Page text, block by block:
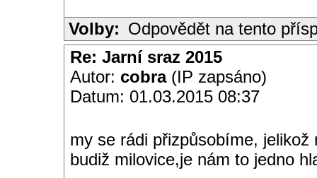
Volby: Odpovědět na tento
Re: Jarní sraz 2015
Autor: cobra(IP zapsáno)
Datum: 01.03.2015 08:37
my se rádi přizpůsobíme,
budiž milovice,je nám to jedno